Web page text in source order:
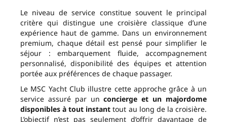
Le niveau de service constitue souvent le principal
critère qui distingue une croisière classique d’une
expérience haut de gamme. Dans un environnement
premium, chaque détail est pensé pour simplifier le
séjour : embarquement fluide, accompagnement
personnalisé, disponibilité des équipes et attention
portée aux préférences de chaque passager.
Le MSC Yacht Club illustre cette approche grâce à un
service assuré par unconcierge et un majordome
disponibles à tout instant tout au long de la croisière.
L’objectif n’est pas seulement d’offrir davantage de